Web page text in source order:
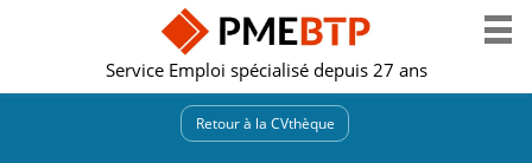
Service Emploi spécialisé depuis 27 ans
Retour à la CVthèque